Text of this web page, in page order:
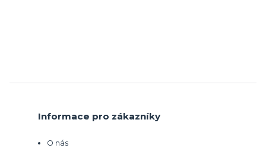
Informace pro zákazníky
O nás